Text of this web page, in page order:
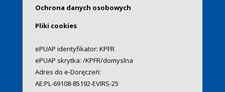
Ochrona danych osobowych
Pliki cookies
ePUAP identyfikator: KPFR
ePUAP skrytka: /KPFR/domyslna
Adres do e-Doręczeń:
AE:PL-69108-85192-EVIRS-25